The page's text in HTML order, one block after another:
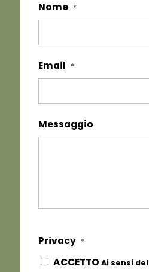
Nome *
Email *
Messaggio
Privacy *
ACCETTO Ai sensi